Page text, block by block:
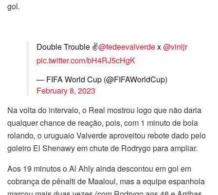
gol.
Double Trouble ✌️@fedeevalverdex@vinijr
pic.twitter.com/bH4RJ5cHgK
— FIFA World Cup (@FIFAWorldCup)
February 8, 2023
Na volta do intervalo, o Real mostrou logo que não daria
qualquer chance de reação, pois, com 1 minuto de bola
rolando, o uruguaio Valverde aproveitou rebote dado pelo
goleiro El Shenawy em chute de Rodrygo para ampliar.
Aos 19 minutos o Al Ahly ainda descontou em gol em
cobrança de pênalti de Maaloul, mas a equipe espanhola